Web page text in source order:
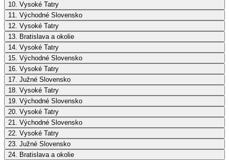
10. Vysoké Tatry
11. Východné Slovensko
12. Vysoké Tatry
13. Bratislava a okolie
14. Vysoké Tatry
15. Východné Slovensko
16. Vysoké Tatry
17. Južné Slovensko
18. Vysoké Tatry
19. Východné Slovensko
20. Vysoké Tatry
21. Východné Slovensko
22. Vysoké Tatry
23. Južné Slovensko
24. Bratislava a okolie